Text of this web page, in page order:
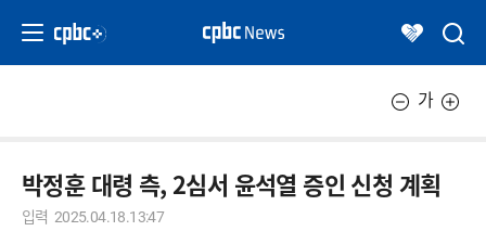
가
박정훈 대령 측, 2심서 윤석열 증인 신청 계획
입력 2025.04.18.13:47